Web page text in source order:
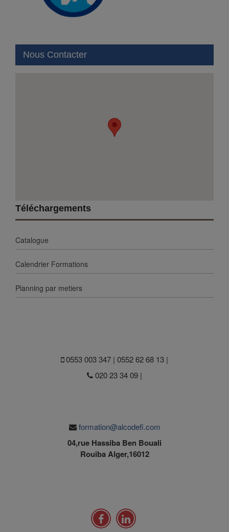
Nous Contacter
Téléchargements
Catalogue
Calendrier Formations
Planning par metiers
0553 003 347 | 0552 62 68 13 |
020 23 34 09 |
formation@alcodefi.com
04,rue Hassiba Ben Bouali
Rouiba Alger,16012